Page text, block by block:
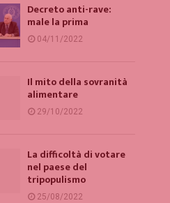
Decreto anti-rave:
male la prima
04/11/2022
Il mito della sovranità
alimentare
29/10/2022
La difficoltà di votare
nel paese del
tripopulismo
25/08/2022